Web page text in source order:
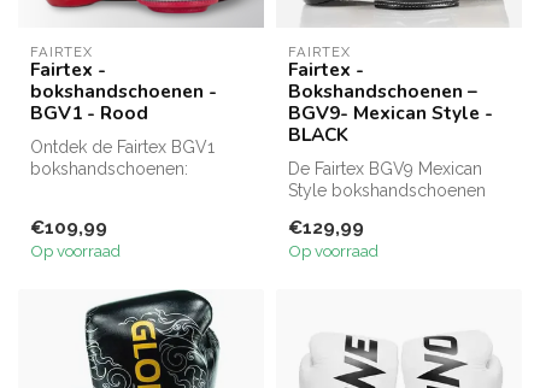
FAIRTEX
Fairtex -
bokshandschoenen -
BGV1 - Rood
Ontdek de Fairtex BGV1
bokshandschoenen:
€109,99
Op voorraad
FAIRTEX
Fairtex -
Bokshandschoenen –
BGV9- Mexican Style -
BLACK
De Fairtex BGV9 Mexican
Style bokshandschoenen
leer en ...
€129,99
Op voorraad